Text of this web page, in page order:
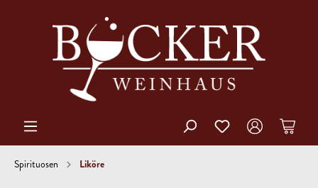
Spirituosen Liköre